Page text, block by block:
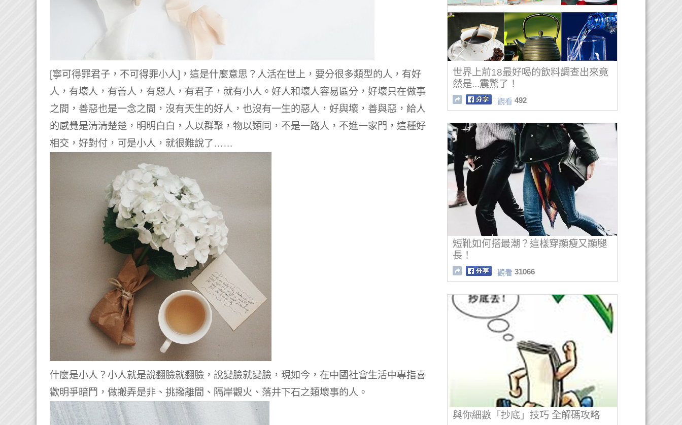
[寧可得罪君子，不可得罪小人]，這是什麼意思？人活在世上，要分很多類型的人，有好
人，有壞人，有善人，有惡人，有君子，就有小人。好人和壞人容易區分，好壞只在做事
之間，善惡也是一念之間，沒有天生的好人，也沒有一生的惡人，好與壞，善與惡，給人
的感覺是清清楚楚，明明白白，人以群聚，物以類同，不是一路人，不進一家門，這種好
相交，好對付，可是小人，就很難說了……
什麼是小人？小人就是說翻臉就翻臉，說變臉就變臉，現如今，在中國社會生活中專指喜
歡明爭暗鬥，做搬弄是非、挑撥離間、隔岸觀火、落井下石之類壞事的人。
世界上前18最好喝的飲料調查出來竟
然是...震驚了！
觀看 492
短靴如何搭最潮？這樣穿顯瘦又顯腿
長！
觀看 31066
與你細數「抄底」技巧 全解碼攻略